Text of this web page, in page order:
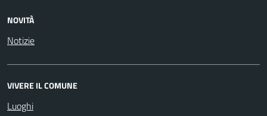
NOVITÀ
Notizie
VIVERE IL COMUNE
Luoghi